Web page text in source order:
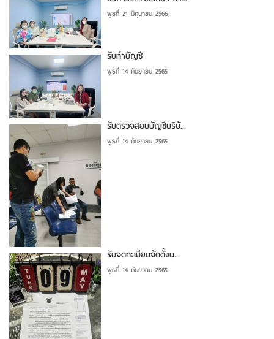
พุธที่ 21 มิถุนายน 2566
รับทำบัญชี
พุธที่ 14 กันยายน 2565
รับตรวจสอบบัญชีบริษั...
พุธที่ 14 กันยายน 2565
รับจดทะเบียนจัดตั้งน...
พุธที่ 14 กันยายน 2565